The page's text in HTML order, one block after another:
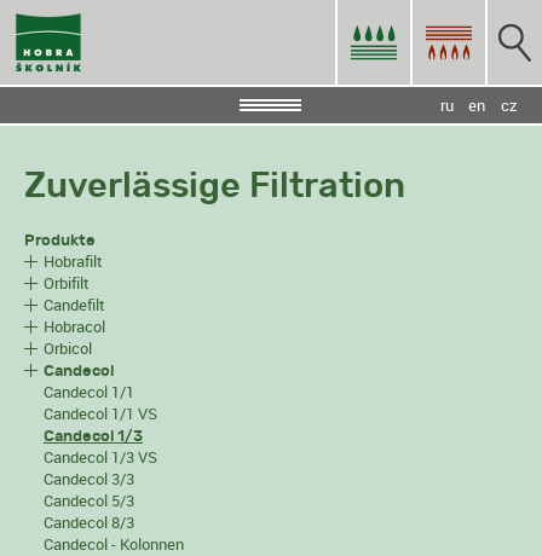
cz
en
ru
Zuverlässige Filtration
Produkte
Hobrafilt
Orbifilt
Candefilt
Hobracol
Orbicol
Candecol
Candecol 1/1
Candecol 1/1 VS
Candecol 1/3
Candecol 1/3 VS
Candecol 3/3
Candecol 5/3
Candecol 8/3
Candecol - Kolonnen